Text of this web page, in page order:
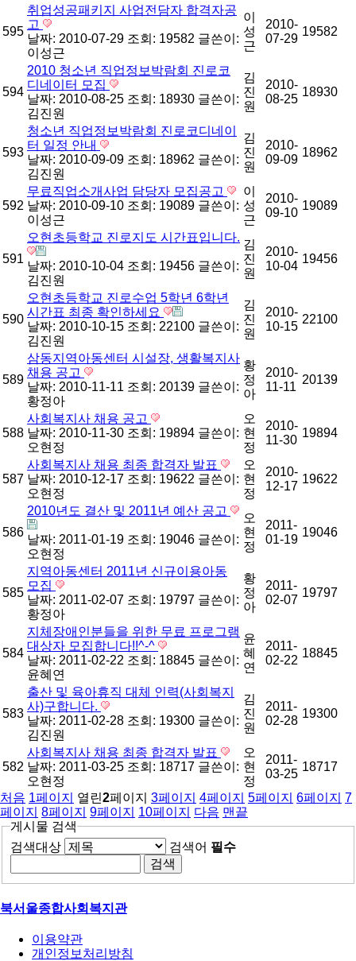
595
취업성공패키지 사업전담자 합격자공
고
날짜: 2010-07-29 조회: 19582 글쓴이:
이성근
이
성
근
2010-
07-29
19582
594
2010 청소년 직업정보박람회 진로코
디네이터 모집
날짜: 2010-08-25 조회: 18930 글쓴이:
김진원
김
진
원
2010-
08-25
18930
593
청소년 직업정보박람회 진로코디네이
터 일정 안내
날짜: 2010-09-09 조회: 18962 글쓴이:
김진원
김
진
원
2010-
09-09
18962
592
무료직업소개사업 담당자 모집공고
날짜: 2010-09-10 조회: 19089 글쓴이:
이성근
이
성
근
2010-
09-10
19089
591
오현초등학교 진로지도 시간표입니다.
날짜: 2010-10-04 조회: 19456 글쓴이:
김진원
김
진
원
2010-
10-04
19456
590
오현초등학교 진로수업 5학년 6학년
시간표 최종 확인하세요
날짜: 2010-10-15 조회: 22100 글쓴이:
김진원
김
진
원
2010-
10-15
22100
589
삼동지역아동센터 시설장, 생활복지사
채용 공고
날짜: 2010-11-11 조회: 20139 글쓴이:
황정아
황
정
아
2010-
11-11
20139
588
사회복지사 채용 공고
날짜: 2010-11-30 조회: 19894 글쓴이:
오현정
오
현
정
2010-
11-30
19894
587
사회복지사 채용 최종 합격자 발표
날짜: 2010-12-17 조회: 19622 글쓴이:
오현정
오
현
정
2010-
12-17
19622
586
2010년도 결산 및 2011년 예산 공고
날짜: 2011-01-19 조회: 19046 글쓴이:
오현정
오
현
정
2011-
01-19
19046
585
지역아동센터 2011년 신규이용아동
모집
날짜: 2011-02-07 조회: 19797 글쓴이:
황정아
황
정
아
2011-
02-07
19797
584
지체장애인분들을 위한 무료 프로그램
대상자 모집합니다!!^-^
날짜: 2011-02-22 조회: 18845 글쓴이:
윤혜연
윤
혜
연
2011-
02-22
18845
583
출산 및 육아휴직 대체 인력(사회복지
사)구합니다.
날짜: 2011-02-28 조회: 19300 글쓴이:
김진원
김
진
원
2011-
02-28
19300
582
사회복지사 채용 최종 합격자 발표
날짜: 2011-03-25 조회: 18717 글쓴이:
오현정
오
현
정
2011-
03-25
18717
처음 1페이지 열린2페이지 3페이지 4페이지 5페이지 6페이지 7
페이지 8페이지 9페이지 10페이지 다음 맨끝
게시물 검색
검색대상
검색어 필수
북서울종합사회복지관
이용약관
개인정보처리방침